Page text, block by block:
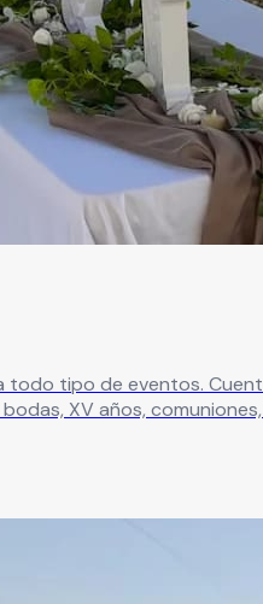
todo tipo de eventos.